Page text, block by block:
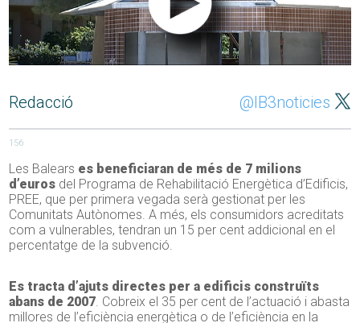
Redacció @IB3noticies
156
Les Balears es beneficiaran de més de 7 milions
d’euros del Programa de Rehabilitació Energètica d’Edificis,
PREE, que per primera vegada serà gestionat per les
Comunitats Autònomes. A més, els consumidors acreditats
com a vulnerables, tendran un 15 per cent addicional en el
percentatge de la subvenció.
Es tracta d’ajuts directes per a edificis construïts
abans de 2007. Cobreix el 35 per cent de l’actuació i abasta
millores de l’eficiència energètica o de l’eficiència en la